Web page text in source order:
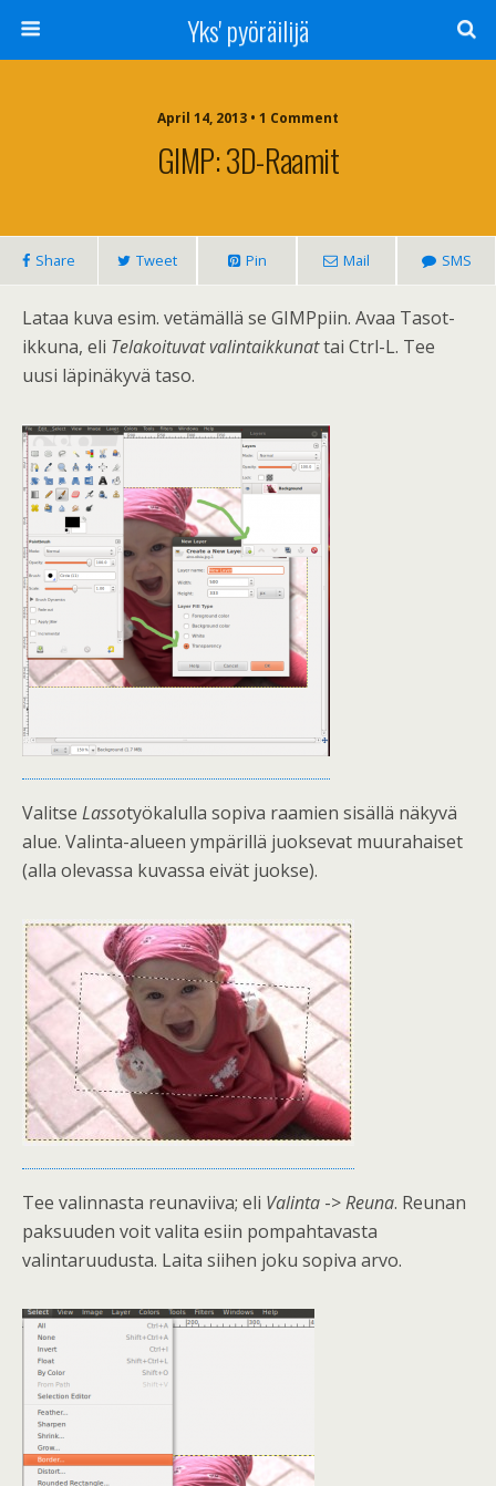
Yks' pyöräilijä
April 14, 2013 • 1 Comment
GIMP: 3D-Raamit
Share Tweet Pin Mail SMS
Lataa kuva esim. vetämällä se GIMPpiin. Avaa Tasot-
ikkuna, eli Telakoituvat valintaikkunattai Ctrl-L. Tee
uusi läpinäkyvä taso.
Valitse Lassotyökalulla sopiva raamien sisällä näkyvä
alue. Valinta-alueen ympärillä juoksevat muurahaiset
(alla olevassa kuvassa eivät juokse).
Tee valinnasta reunaviiva; eli Valinta ->Reuna. Reunan
paksuuden voit valita esiin pompahtavasta
valintaruudusta. Laita siihen joku sopiva arvo.